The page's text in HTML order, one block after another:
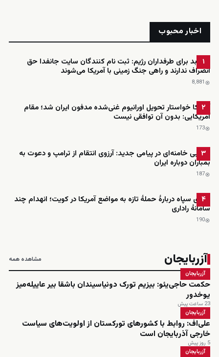
اخبار محبوب
۱
خبر بد برای طرفداران رژیم: ثبت نام کنندگان سایت جانفدا حق
انصراف ندارند و راهی جنگ زمینی با آمریکا می‌شوند
8٬881
۲
آمریکا خواستار تحویل اورانیوم غنی‌شده مدفون ایران شد؛ مقام
آمریکایی: بدون آن توافقی نیست
173
۳
مجتبی خامنه‌ای در پیامی جدید: آرزوی انتقام از ترامپ و دعوت به
بمباران دوباره ایران
187
۴
ادعای سپاه دربارهٔ حملهٔ تازه به مواضع آمریکا در کویت؛ انهدام چند
سامانهٔ راداری
190
آزربایجان مشاهده همه
آزربایجان
حکمت حاجی‌یئو: بیزیم تورک دونیاسیندان باشقا بیر عاییله‌میز
یوخدور
23 ساعت پیش
آزربایجان
علی‌اف: روابط با کشورهای تورکستان از اولویت‌های سیاست
خارجی آذربایجان است
5 روز پیش
آزربایجان